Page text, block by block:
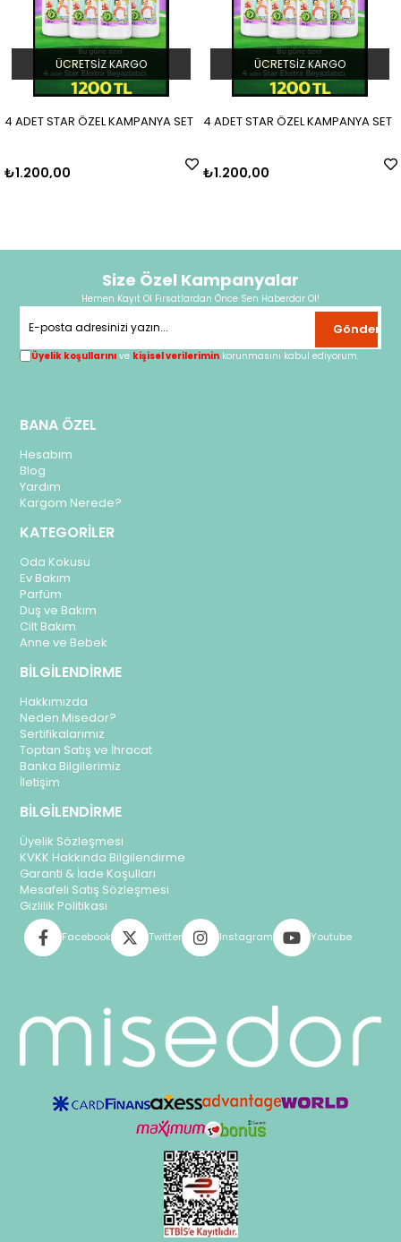
4 ADET STAR ÖZEL KAMPANYA SET
₺1.200,00
ÜCRETSIZ KARGO
4 ADET STAR ÖZEL KAMPANYA SET
₺1.200,00
ÜCRETSIZ KARGO
Size Özel Kampanyalar
Hemen Kayıt Ol Fırsatlardan Önce Sen Haberdar Ol!
Gönder
Üyelik koşullarını ve kişisel verilerimin korunmasını kabul ediyorum.
BANA ÖZEL
Hesabım
Blog
Yardım
Kargom Nerede?
KATEGORİLER
Oda Kokusu
Ev Bakım
Parfüm
Duş ve Bakım
Cilt Bakım
Anne ve Bebek
BİLGİLENDİRME
Hakkımızda
Neden Misedor?
Sertifikalarımız
Toptan Satış ve İhracat
Banka Bilgilerimiz
İletişim
BİLGİLENDİRME
Üyelik Sözleşmesi
KVKK Hakkında Bilgilendirme
Garanti & İade Koşulları
Mesafeli Satış Sözleşmesi
Gizlilik Politikası
Facebook Twitter Instagram Youtube